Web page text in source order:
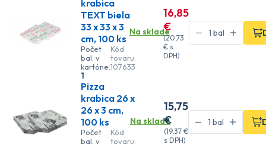
krabica
TEXT biela
33 x 33 x 3
cm, 100 ks
Počet
bal. v
kartóne:
1
Kód
tovaru:
107633
Na sklade
16,85
€
(20 ,73
€ s
DPH)
Pizza
krabica 26 x
26 x 3 cm,
100 ks
Počet
bal. v
Kód
tovaru:
Na sklade
15,75
€
(19,37 €
s DPH)